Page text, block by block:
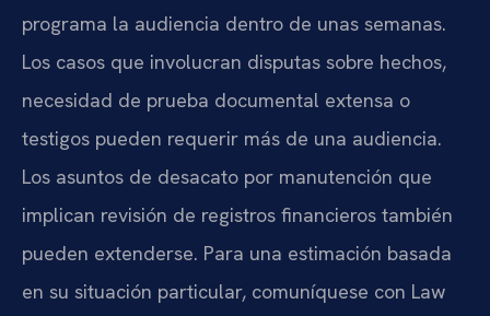
programa la audiencia dentro de unas semanas.
Los casos que involucran disputas sobre hechos,
necesidad de prueba documental extensa o
testigos pueden requerir más de una audiencia.
Los asuntos de desacato por manutención que
implican revisión de registros financieros también
pueden extenderse. Para una estimación basada
en su situación particular, comuníquese con Law